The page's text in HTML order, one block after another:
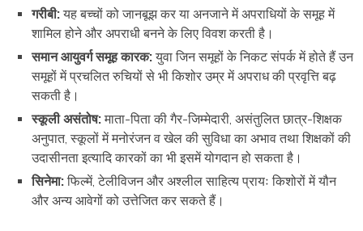
गरीबी:यह बच्चों को जानबूझ कर या अनजाने में अपराधियों के समूह में
शामिल होने और अपराधी बनने के लिए विवश करती है।
समान आयुवर्ग समूह कारक:युवा जिन समूहों के निकट संपर्क में होते हैं उन
समूहों में प्रचलित रुचियों से भी किशोर उम्र में अपराध की प्रवृत्ति बढ़
सकती है।
स्कूली असंतोष:माता-पिता की गैर-जिम्मेदारी, असंतुलित छात्र-शिक्षक
अनुपात, स्कूलों में मनोरंजन व खेल की सुविधा का अभाव तथा शिक्षकों की
उदासीनता इत्यादि कारकों का भी इसमें योगदान हो सकता है।
सिनेमा:फिल्में, टेलीविजन और अश्लील साहित्य प्रायः किशोरों में यौन
और अन्य आवेगों को उत्तेजित कर सकते हैं।